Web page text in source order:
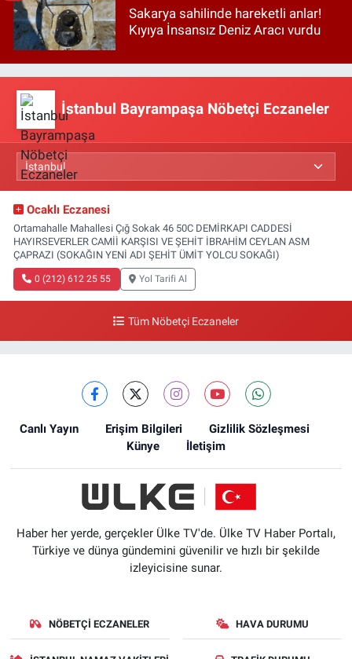
Sakarya sahilinde hareketli anlar!
Kıyıya İnsansız Deniz Aracı vurdu
İstanbul Bayrampaşa Nöbetçi Eczaneler
Ocaklı Eczanesi
Ortamahalle Mahallesi Çığ Sokak 46 50C DEMİRKAPI CADDESİ
HAYIRSEVERLER CAMİİ KARŞISI VE ŞEHİT İBRAHİM CEYLAN ASM
ÇAPRAZI (SOKAĞIN YENİ ADI ŞEHİT ÜMİT YOLCU SOKAĞI)
0 (212) 612 25 55 Yol Tarifi Al
Tüm Nöbetçi Eczaneler
Canlı Yayın Erişim Bilgileri
Gizlilik Sözleşmesi
Künye
İletişim
Haber her yerde, gerçekler Ülke TV'de. Ülke TV Haber Portalı,
Türkiye ve dünya gündemini güvenilir ve hızlı bir şekilde
izleyicisine sunar.
NÖBETÇI ECZANELER HAVA DURUMU